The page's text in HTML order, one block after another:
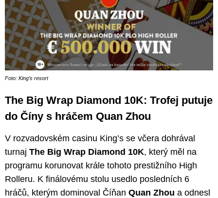
Foto: King’s resort
The Big Wrap Diamond 10K: Trofej putuje
do Číny s hráčem Quan Zhou
V rozvadovském casinu King’s se včera dohrával
turnaj The Big Wrap Diamond 10K, který měl na
programu korunovat krále tohoto prestižního High
Rolleru. K finálovému stolu usedlo posledních 6
hráčů, kterým dominoval Číňan Quan Zhou a odnesl